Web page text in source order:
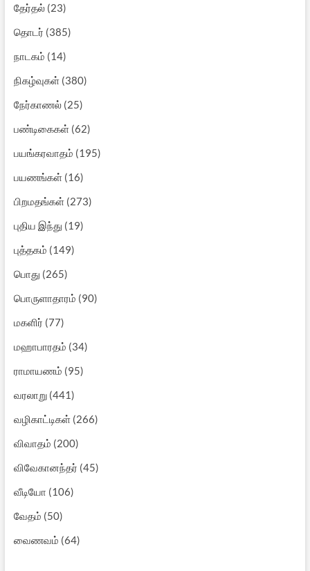
தேர்தல்(23)
தொடர் (385)
நாடகம் (14)
நிகழ்வுகள்(380)
நேர்காணல்(25)
பண்டிகைகள்(62)
பயங்கரவாதம் (195)
பயணங்கள்(16)
பிறமதங்கள்(273)
புதிய இந்து (19)
புத்தகம் (149)
பொது (265)
பொருளாதாரம் (90)
மகளிர் (77)
மஹாபாரதம் (34)
ராமாயணம் (95)
வரலாறு(441)
வழிகாட்டிகள்(266)
விவாதம் (200)
விவேகானந்தர் (45)
வீடியோ (106)
வேதம் (50)
வைணவம் (64)